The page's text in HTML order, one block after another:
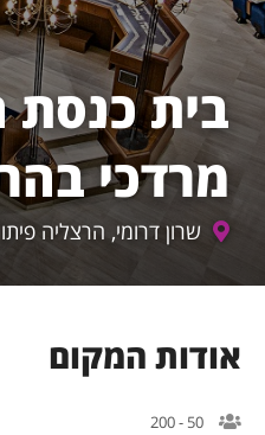
בית כנסת
מרדכי
שרון דרומי, הרצליה
אודות המקום
50 - 200